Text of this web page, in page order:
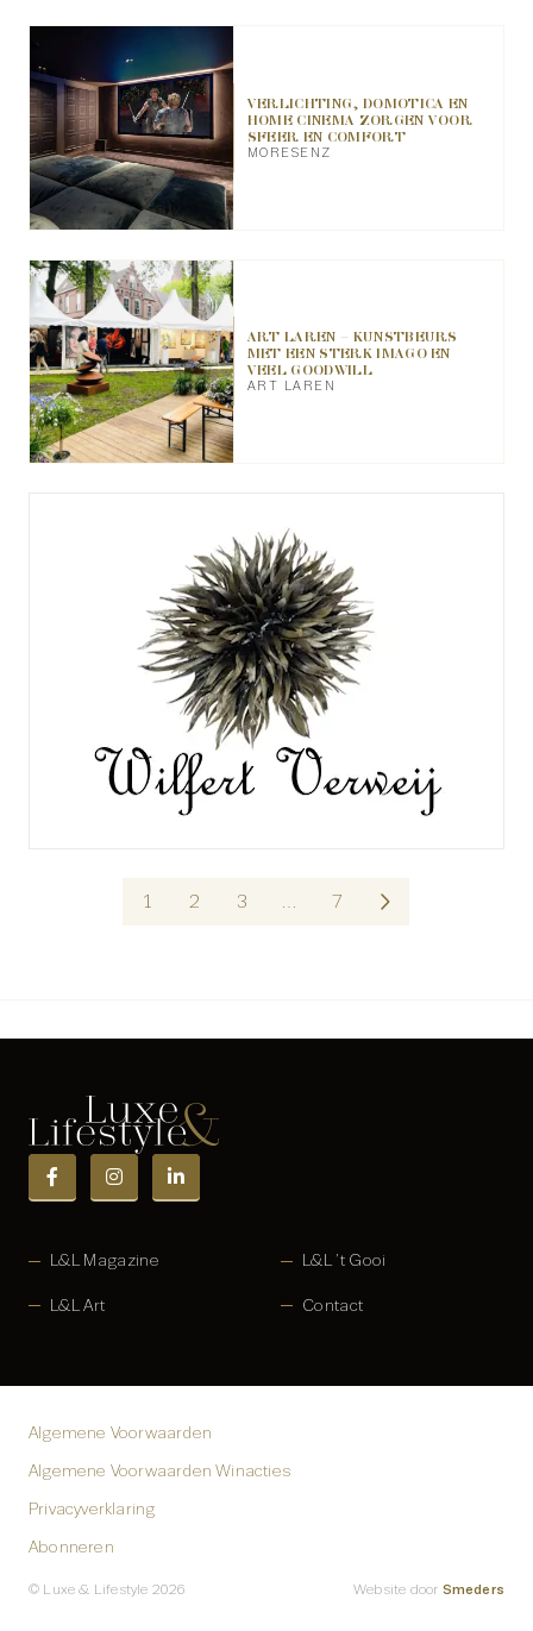
VERLICHTING, DOMOTICA EN
HOME CINEMA ZORGEN VOOR
SFEER EN COMFORT
MORESENZ
ART LAREN – KUNSTBEURS
MET EEN STERK IMAGO EN
VEEL GOODWILL
ART LAREN
1 2 3 … 7
L&L Magazine L&L ’t Gooi
L&L Art Contact
© Luxe & Lifestyle 2026
Algemene Voorwaarden
Algemene Voorwaarden Winacties
Privacyverklaring
Abonneren
Website door Smeders